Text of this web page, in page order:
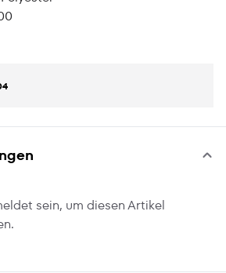
sein, um diesen Artikel